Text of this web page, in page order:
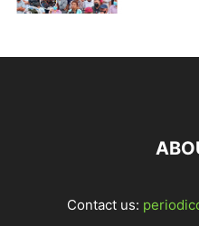
Contact us: